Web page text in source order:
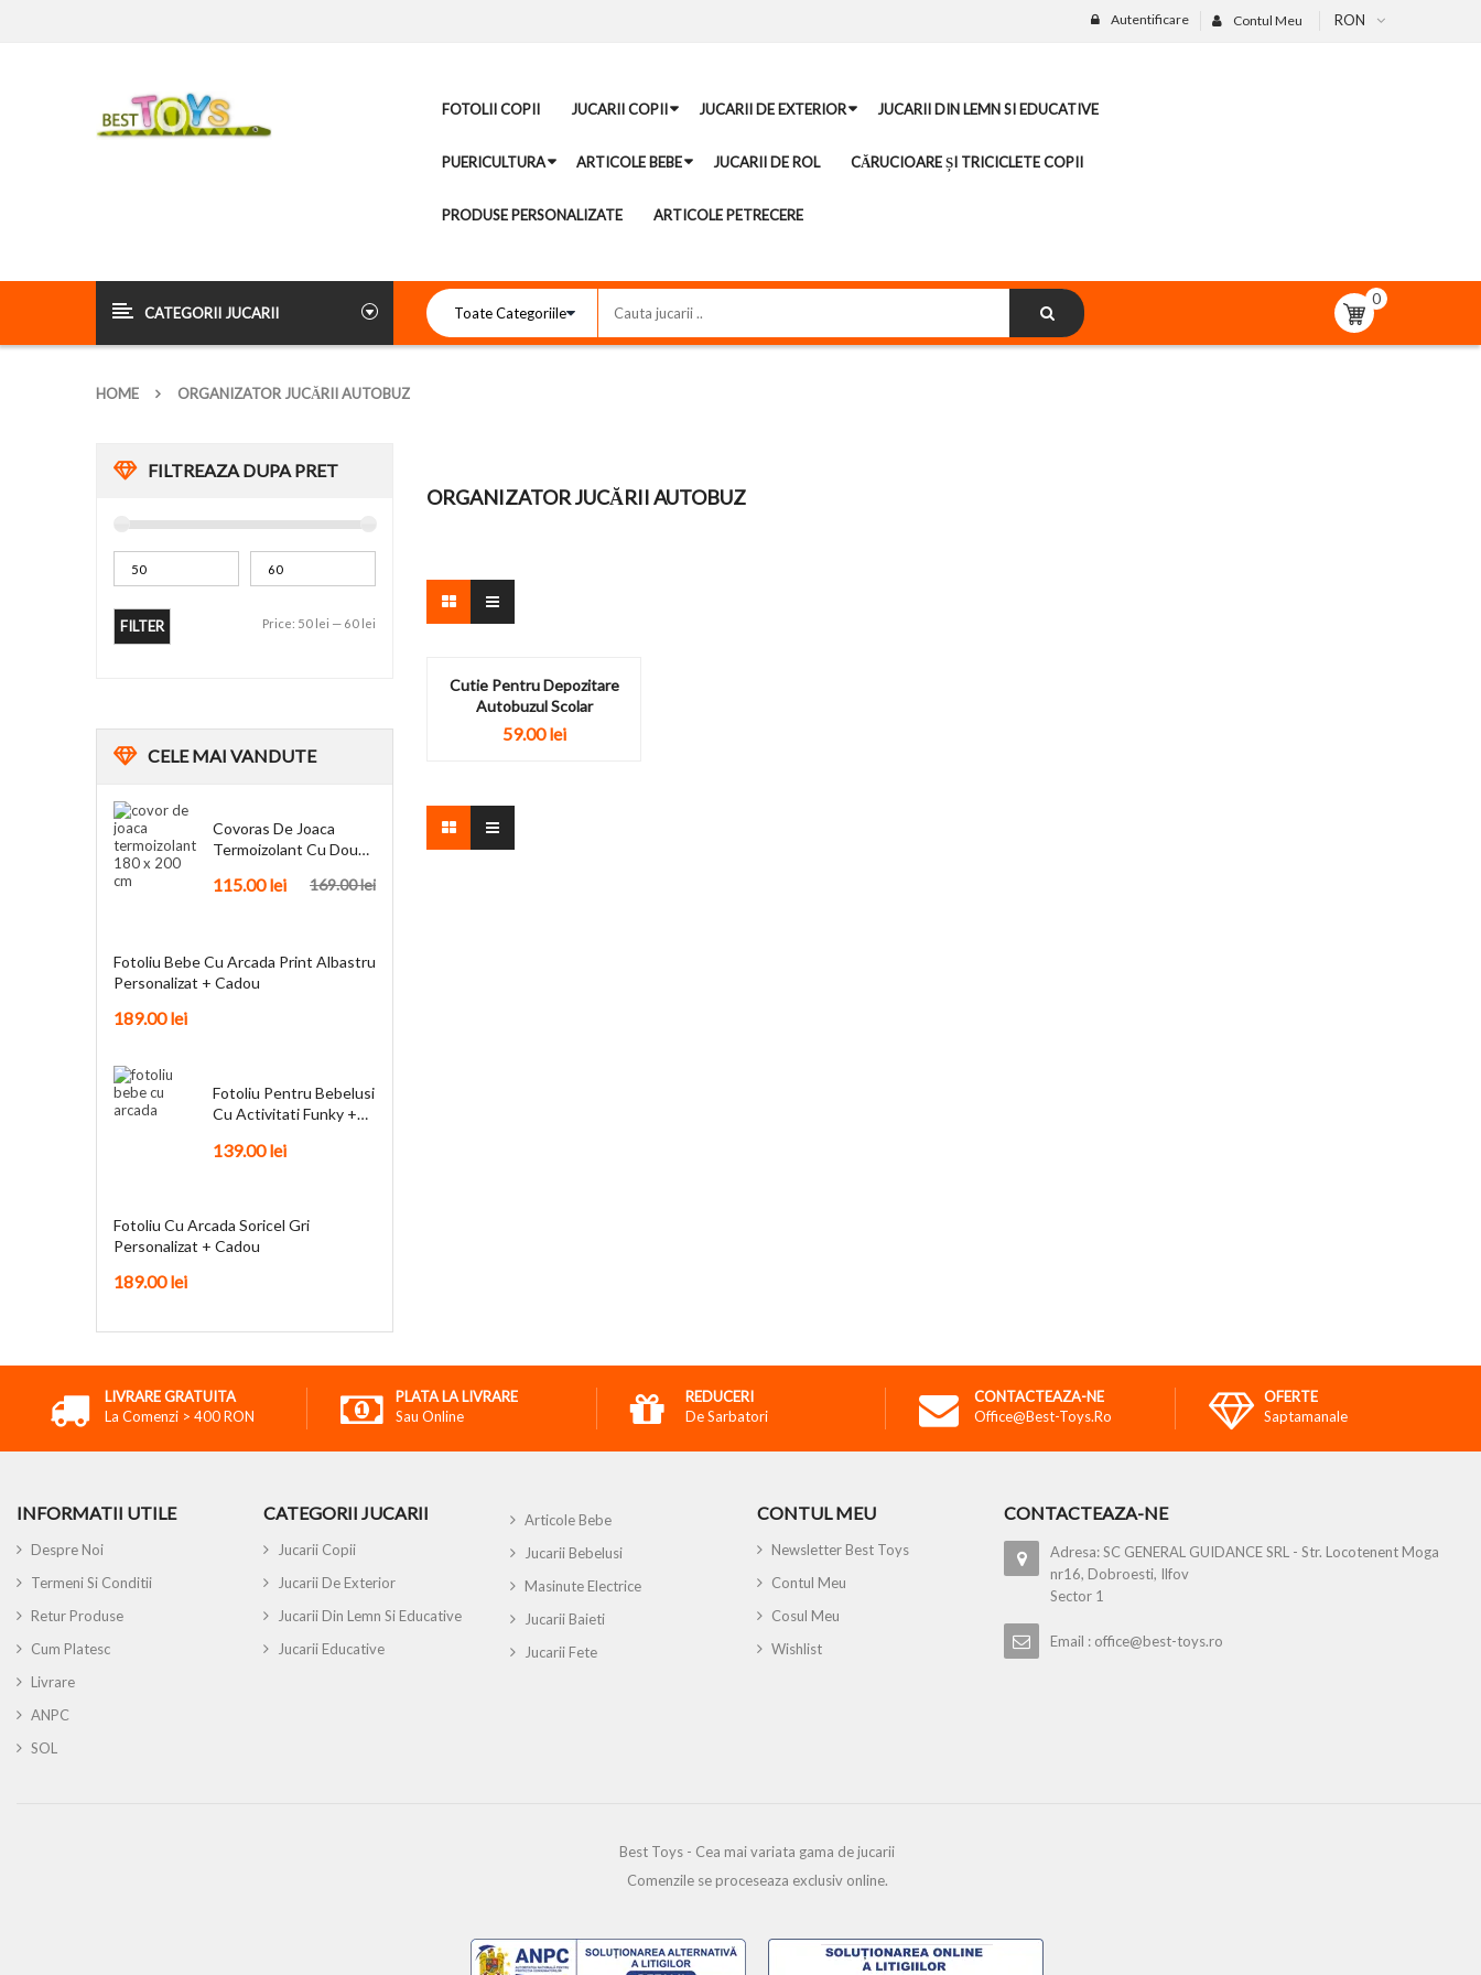
RON
Contul Meu
Autentificare
FOTOLII COPII JUCARII COPII JUCARII DE EXTERIOR JUCARII DIN LEMN SI EDUCATIVE
PUERICULTURA ARTICOLE BEBE JUCARII DE ROL CĂRUCIOARE ȘI TRICICLETE COPII
PRODUSE PERSONALIZATE ARTICOLE PETRECERE
CATEGORII JUCARII
0
HOME ORGANIZATOR JUCĂRII AUTOBUZ
FILTREAZA DUPA PRET
FILTER Price: 50 lei — 60 lei
CELEMAI VANDUTE
Covoras De Joaca
Termoizolant Cu Doua
169.00lei
115.00lei
Fotoliu Bebe Cu Arcada Print Albastru
Personalizat + Cadou
189.00lei
Fotoliu Pentru Bebelusi
Cu Activitati Funky +
139.00lei
Fotoliu Cu Arcada Soricel Gri
Personalizat + Cadou
189.00lei
ORGANIZATOR JUCĂRII AUTOBUZ
Cutie Pentru Depozitare
Autobuzul Scolar
59.00lei
LIVRARE GRATUITA
La Comenzi > 400 RON
PLATA LA LIVRARE
Sau Online
REDUCERI
De Sarbatori
CONTACTEAZA-NE
Office@best-Toys.ro
OFERTE
Saptamanale
INFORMATII UTILE
Despre Noi
Termeni Si Conditii
Retur Produse
Cum Platesc
Livrare
ANPC
SOL
CATEGORII JUCARII
Jucarii Copii
Jucarii De Exterior
Jucarii Din Lemn Si Educative
Jucarii Educative
Articole Bebe
Jucarii Bebelusi
Masinute Electrice
Jucarii Baieti
Jucarii Fete
CONTUL MEU
Newsletter Best Toys
Contul Meu
Cosul Meu
Wishlist
CONTACTEAZA-NE
Adresa: SC GENERAL GUIDANCE SRL - Str. Locotenent Moga
nr16, Dobroesti, Ilfov
Sector 1
Email : office@best-toys.ro
Best Toys - Cea mai variata gama de jucarii
Comenzile se proceseaza exclusiv online.